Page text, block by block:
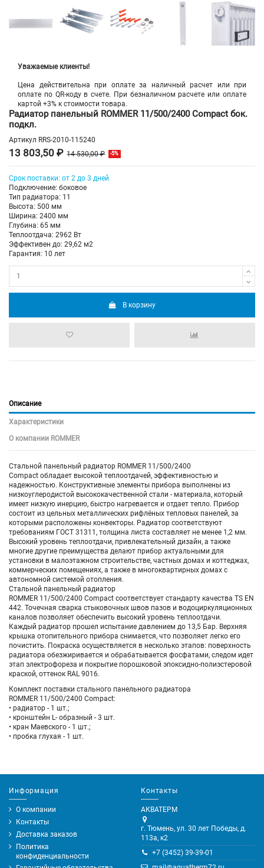
Уважаемые клиенты!
Цена действительна при оплате за наличный расчет или при
оплате по QR-коду в счете. При безналичном расчете или оплате
картой +3% к стоимости товара.
Радиатор панельный ROMMER 11/500/2400 Compact бок.
подкл.
Артикул RRS-2010-115240
13 803,50 ₽ 14 530,00 ₽ -5%
Срок поставки: от 2 до 3 дней
Подключение: боковое
Тип радиатора: 11
Высота: 500 мм
Ширина: 2400 мм
Глубина: 65 мм
Теплоотдача: 2962 Вт
Эффективен до: 29,62 м2
Гарантия: 10 лет
В корзину
Описание
Характеристики
О компании ROMMER
Стальной панельный радиатор ROMMER 11/500/2400
Compact обладает высокой теплоотдачей, эффективностью и
надежностью. Конструктивные элементы прибора выполнены из
низкоуглеродистой высококачественной стали - материала, который
имеет низкую инерцию, быстро нагревается и отдает тепло. Прибор
состоит из цельных металлических рифлёных тепловых панелей, за
которыми расположены конвекторы. Радиатор соответствуют
требованиям ГОСТ 31311, толщина листа составляет не менее 1,2 мм.
Высокий уровень теплоотдачи, привлекательный дизайн, а также
многие другие преимущества делают прибор актуальными для
установки в малоэтажном строительстве, частных домах и коттеджах,
коммерческих помещениях, а также в многоквартирных домах с
автономной системой отопления.
Стальной панельный радиатор
ROMMER 11/500/2400 Compact соответствует стандарту качества TS EN
442. Точечная сварка стыковочных швов пазов и водоциркуляционных
каналов позволяет обеспечить высокий уровень теплоотдачи.
Каждый радиатор прошел испытание давлением до 13,5 Бар. Верхняя
крышка отопительного прибора снимается, что позволяет легко его
почистить. Покраска осуществляется в несколько этапов: поверхность
радиатора обезжиривается и обрабатывается фосфатами, следом идет
этап электрофореза и покрытие порошковой эпоксидно-полиэстеровой
краской, оттенок RAL 9016.
Комплект поставки стального панельного радиатора
ROMMER 11/500/2400 Compact:
• радиатор - 1 шт.;
• кронштейн L- образный - 3 шт.
• кран Маевского - 1 шт.;
• пробка глухая - 1 шт.
Информация
О компании
Контакты
Доставка заказов
Политика
конфиденциальности
Контакты
АКВАТЕРМ
г. Тюмень, ул. 30 лет Победы, д.
113а, к2
+7 (3452) 39-39-01